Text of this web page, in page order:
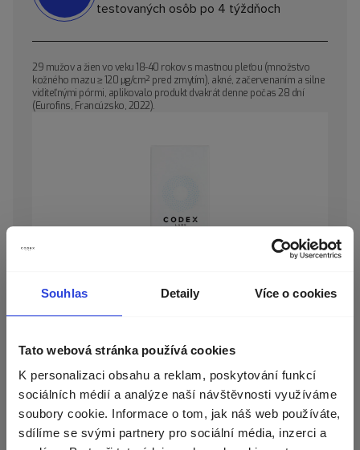
Souhlas Detaily Více o cookies
Tato webová stránka používá cookies
K personalizaci obsahu a reklam, poskytování funkcí
sociálních médií a analýze naší návštěvnosti využíváme
soubory cookie. Informace o tom, jak náš web používáte,
sdílíme se svými partnery pro sociální média, inzerci a
Zvolte zemi doručení
Zobrazíme vám správné ceny, dostupnost a
testovaných osôb po 4 týždňoch
29 mužov a žien vo veku 18-40 rokov s mastnou pleťou (množstvo
kožného mazu ≥ 120 μg/cm² pred zmytím), akné, začervenaním a silne
viditeľnými pórmi, aplikovalo produkt dvakrát denne počas 28 dní
(Eurofins, Francúzsko, 2022).